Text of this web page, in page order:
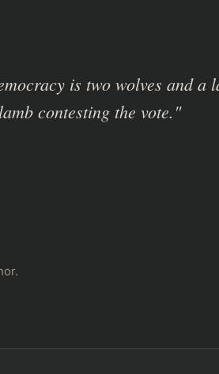
is two wolves and a
contesting the vote."